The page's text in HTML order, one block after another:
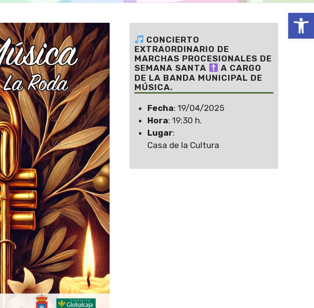
Abrir
CONCIERTO
EXTRAORDINARIO DE
MARCHAS PROCESIONALES DE
SEMANA SANTA
A CARGO
DE LA BANDA MUNICIPAL DE
MÚSICA.
Fecha: 19/04/2025
Hora: 19:30 h.
Lugar:
Casa de la Cultura